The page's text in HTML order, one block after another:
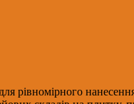
рівномірного